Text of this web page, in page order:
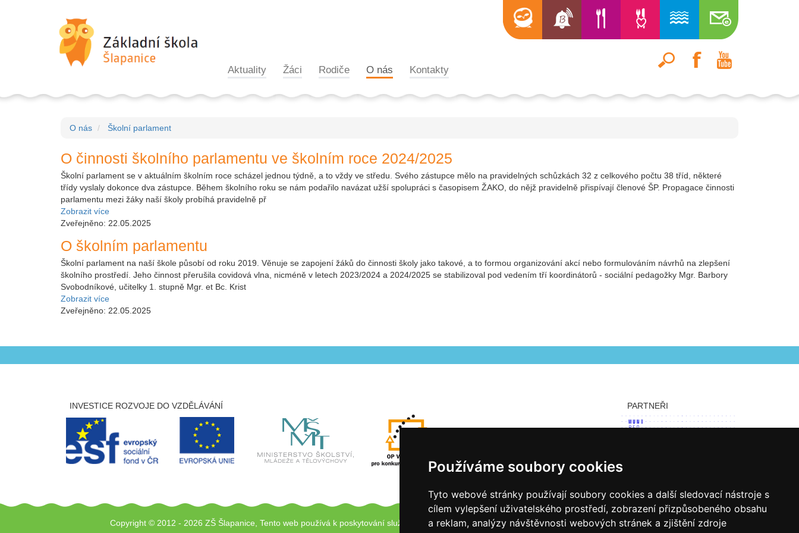
Používáme soubory cookies
Tyto webové stránky používají soubory cookies a další sledovací nástroje s
cílem vylepšení uživatelského prostředí, zobrazení přizpůsobeného obsahu
a reklam, analýzy návštěvnosti webových stránek a zjištění zdroje
Aktuality Žáci Rodiče O nás Kontakty
O nás Školní parlament
O činnosti školního parlamentu ve školním roce 2024/2025
Školní parlament se v aktuálním školním roce scházel jednou týdně, a to vždy ve středu. Svého zástupce mělo na pravidelných schůzkách 32 z celkového počtu 38 tříd, některé
třídy vyslaly dokonce dva zástupce. Během školního roku se nám podařilo navázat užší spolupráci s časopisem ŽAKO, do nějž pravidelně přispívají členové ŠP. Propagace činnosti
parlamentu mezi žáky naší školy probíhá pravidelně př
Zobrazit více
Zveřejněno: 22.05.2025
O školním parlamentu
Školní parlament na naší škole působí od roku 2019. Věnuje se zapojení žáků do činnosti školy jako takové, a to formou organizování akcí nebo formulováním návrhů na zlepšení
školního prostředí. Jeho činnost přerušila covidová vlna, nicméně v letech 2023/2024 a 2024/2025 se stabilizoval pod vedením tří koordinátorů - sociální pedagožky Mgr. Barbory
Svobodníkové, učitelky 1. stupně Mgr. et Bc. Krist
Zobrazit více
Zveřejněno: 22.05.2025
INVESTICE ROZVOJE DO VZDĚLÁVÁNÍ PARTNEŘI
Copyright © 2012 - 2026 ZŠ Šlapanice, Tento web používá k poskytování služeb a analýze návštěvnosti soubory cookie.Pro úpravu převolby klikněte zde.